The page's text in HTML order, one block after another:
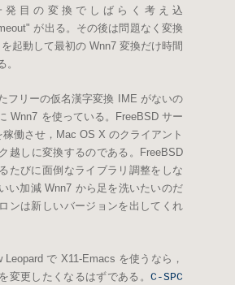
発目の変換でしばらく考え込
が出る。その後は問題なく変換
起動して最初の Wnn7 変換だけ時間
。
フリーの仮名漢字変換 IME がないの
Wnn7 を使っている。FreeBSD サー
働させ，Mac OS X のクライアント
越しに変換するのである。FreeBSD
たびに面倒なライブラリ調整をしな
い加減 Wnn7 から足を洗いたいのだ
ンは新しいバージョンを出してくれ
Leopard で X11-Emacs を使うなら，
変更したくなるはずである。 C-SPC